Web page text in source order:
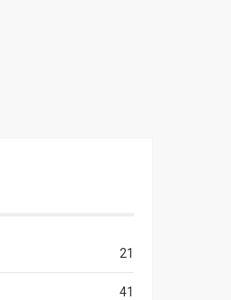
21
41